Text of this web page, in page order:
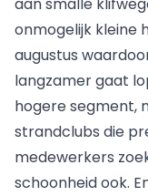
onmogelijk kleine
augustus
langzamer gaat
hogere segment,
strandclubs die
medewerkers
schoonheid ook.